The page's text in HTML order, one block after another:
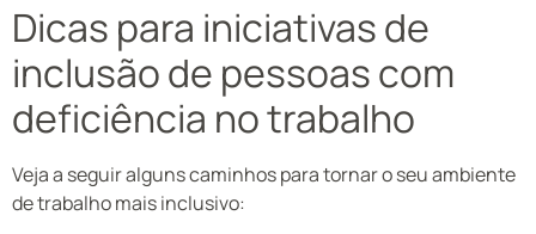
Dicas para iniciativas de
inclusão de pessoas com
deficiência no trabalho
Veja a seguir alguns caminhos para tornar o seu ambiente
de trabalho mais inclusivo: